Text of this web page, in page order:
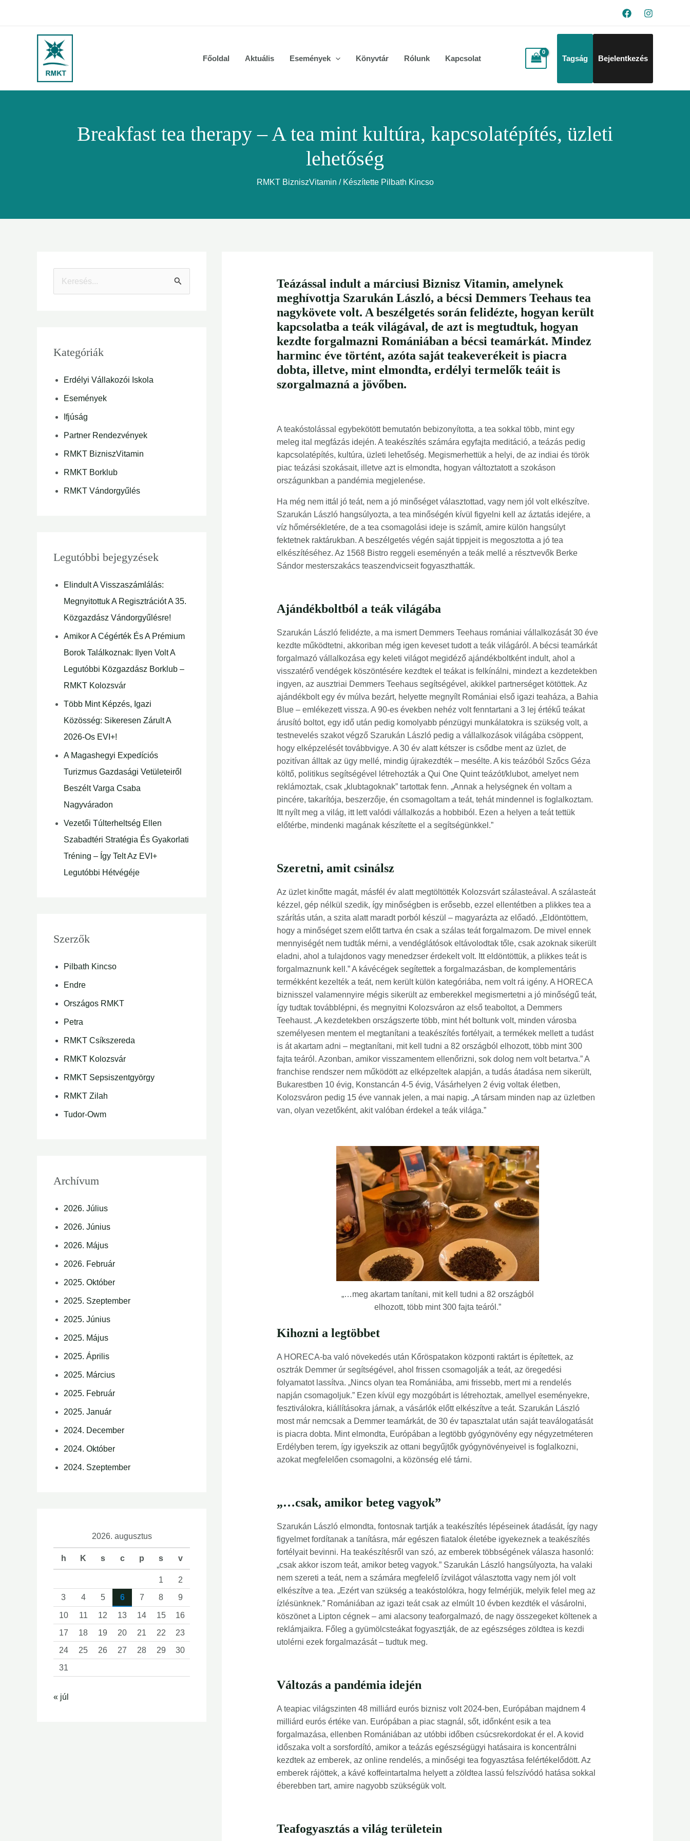
Főoldal Aktuális Események Könyvtár Rólunk Kapcsolat Tagság Bejelentkezés
Breakfast tea therapy – A tea mint kultúra, kapcsolatépítés, üzleti
lehetőség
RMKT BizniszVitamin / Készítette Pilbath Kincso
c
h
f
o
r
:
Kategóriák
Erdélyi Vállakozói Iskola
Események
Ifjúság
Partner Rendezvények
RMKT BizniszVitamin
RMKT Borklub
RMKT Vándorgyűlés
Legutóbbi bejegyzések
Elindult A Visszaszámlálás:
Megnyitottuk A Regisztrációt A 35.
Közgazdász Vándorgyűlésre!
Amikor A Cégérték És A Prémium
Borok Találkoznak: Ilyen Volt A
Legutóbbi Közgazdász Borklub –
RMKT Kolozsvár
Több Mint Képzés, Igazi
Közösség: Sikeresen Zárult A
2026-Os EVI+!
A Magashegyi Expedíciós
Turizmus Gazdasági Vetületeiről
Beszélt Varga Csaba
Nagyváradon
Vezetői Túlterheltség Ellen
Szabadtéri Stratégia És Gyakorlati
Tréning – Így Telt Az EVI+
Legutóbbi Hétvégéje
Szerzők
Pilbath Kincso
Endre
Országos RMKT
Petra
RMKT Csíkszereda
RMKT Kolozsvár
RMKT Sepsiszentgyörgy
RMKT Zilah
Tudor-Owm
Archívum
2026. Július
2026. Június
2026. Május
2026. Február
2025. Október
2025. Szeptember
2025. Június
2025. Május
2025. Április
2025. Március
2025. Február
2025. Január
2024. December
2024. Október
2024. Szeptember
2026. augusztus
h K s c p s v
1
2
3
4 5 6 7 8 9
10 11 12 13 14 15
16
17
18 19 20 21 22
23
24
25 26 27 28 29
30
31
« júl
Teázással indult a márciusi Biznisz Vitamin, amelynek
meghívottja Szarukán László, a bécsi Demmers Teehaus tea
nagykövete volt. A beszélgetés során felidézte, hogyan került
kapcsolatba a teák világával, de azt is megtudtuk, hogyan
kezdte forgalmazni Romániában a bécsi teamárkát. Mindez
harminc éve történt, azóta saját teakeverékeit is piacra
dobta, illetve, mint elmondta, erdélyi termelők teáit is
szorgalmazná a jövőben.
A teakóstolással egybekötött bemutatón bebizonyította, a tea sokkal több, mint egy
meleg ital megfázás idején. A teakészítés számára egyfajta meditáció, a teázás pedig
kapcsolatépítés, kultúra, üzleti lehetőség. Megismerhettük a helyi, de az indiai és török
piac teázási szokásait, illetve azt is elmondta, hogyan változtatott a szokáson
országunkban a pandémia megjelenése.
Ha még nem ittál jó teát, nem a jó minőséget választottad, vagy nem jól volt elkészítve.
Szarukán László hangsúlyozta, a tea minőségén kívül figyelni kell az áztatás idejére, a
víz hőmérsékletére, de a tea csomagolási ideje is számít, amire külön hangsúlyt
fektetnek raktárukban. A beszélgetés végén saját tippjeit is megosztotta a jó tea
elkészítéséhez. Az 1568 Bistro reggeli eseményén a teák mellé a résztvevők Berke
Sándor mesterszakács teaszendvicseit fogyaszthatták.
Ajándékboltból a teák világába
Szarukán László felidézte, a ma ismert Demmers Teehaus romániai vállalkozását 30 éve
kezdte működtetni, akkoriban még igen keveset tudott a teák világáról. A bécsi teamárkát
forgalmazó vállalkozása egy keleti világot megidéző ajándékboltként indult, ahol a
visszatérő vendégek köszöntésére kezdtek el teákat is felkínálni, mindezt a kezdetekben
ingyen, az ausztriai Demmers Teehaus segítségével, akikkel partnerséget kötöttek. Az
ajándékbolt egy év múlva bezárt, helyette megnyílt Romániai első igazi teaháza, a Bahia
Blue – emlékezett vissza. A 90-es években nehéz volt fenntartani a 3 lej értékű teákat
árusító boltot, egy idő után pedig komolyabb pénzügyi munkálatokra is szükség volt, a
testnevelés szakot végző Szarukán László pedig a vállalkozások világába csöppent,
hogy elképzelését továbbvigye. A 30 év alatt kétszer is csődbe ment az üzlet, de
pozitívan álltak az ügy mellé, mindig újrakezdték – mesélte. A kis teázóból Szőcs Géza
költő, politikus segítségével létrehozták a Qui One Quint teázót/klubot, amelyet nem
reklámoztak, csak „klubtagoknak” tartottak fenn. „Annak a helységnek én voltam a
pincére, takarítója, beszerzője, én csomagoltam a teát, tehát mindennel is foglalkoztam.
Itt nyílt meg a világ, itt lett valódi vállalkozás a hobbiból. Ezen a helyen a teát tettük
előtérbe, mindenki magának készítette el a segítségünkkel.”
Szeretni, amit csinálsz
Az üzlet kinőtte magát, másfél év alatt megtöltötték Kolozsvárt szálasteával. A szálasteát
kézzel, gép nélkül szedik, így minőségben is erősebb, ezzel ellentétben a plikkes tea a
szárítás után, a szita alatt maradt porból készül – magyarázta az előadó. „Eldöntöttem,
hogy a minőséget szem előtt tartva én csak a szálas teát forgalmazom. De mivel ennek
mennyiségét nem tudták mérni, a vendéglátósok eltávolodtak tőle, csak azoknak sikerült
eladni, ahol a tulajdonos vagy menedzser érdekelt volt. Itt eldöntöttük, a plikkes teát is
forgalmaznunk kell.” A kávécégek segítettek a forgalmazásban, de komplementáris
termékként kezelték a teát, nem került külön kategóriába, nem volt rá igény. A HORECA
biznisszel valamennyire mégis sikerült az emberekkel megismertetni a jó minőségű teát,
így tudtak továbblépni, és megnyitni Kolozsváron az első teaboltot, a Demmers
Teehaust. „A kezdetekben országszerte több, mint hét boltunk volt, minden városba
személyesen mentem el megtanítani a teakészítés fortélyait, a termékek mellett a tudást
is át akartam adni – megtanítani, mit kell tudni a 82 országból elhozott, több mint 300
fajta teáról. Azonban, amikor visszamentem ellenőrizni, sok dolog nem volt betartva.” A
franchise rendszer nem működött az elképzeltek alapján, a tudás átadása nem sikerült,
Bukarestben 10 évig, Konstancán 4-5 évig, Vásárhelyen 2 évig voltak életben,
Kolozsváron pedig 15 éve vannak jelen, a mai napig. „A társam minden nap az üzletben
van, olyan vezetőként, akit valóban érdekel a teák világa.”
„…meg akartam tanítani, mit kell tudni a 82 országból
elhozott, több mint 300 fajta teáról.”
Kihozni a legtöbbet
A HORECA-ba való növekedés után Kőröspatakon központi raktárt is építettek, az
osztrák Demmer úr segítségével, ahol frissen csomagolják a teát, az öregedési
folyamatot lassítva. „Nincs olyan tea Romániába, ami frissebb, mert mi a rendelés
napján csomagoljuk.” Ezen kívül egy mozgóbárt is létrehoztak, amellyel eseményekre,
fesztiválokra, kiállításokra járnak, a vásárlók előtt elkészítve a teát. Szarukán László
most már nemcsak a Demmer teamárkát, de 30 év tapasztalat után saját teaválogatását
is piacra dobta. Mint elmondta, Európában a legtöbb gyógynövény egy négyzetméteren
Erdélyben terem, így igyekszik az ottani begyűjtők gyógynövényeivel is foglalkozni,
azokat megfelelően csomagolni, a közönség elé tárni.
„…csak, amikor beteg vagyok”
Szarukán László elmondta, fontosnak tartják a teakészítés lépéseinek átadását, így nagy
figyelmet fordítanak a tanításra, már egészen fiatalok életébe igyekeznek a teakészítés
fortélyait bevinni. Ha teakészítésről van szó, az emberek többségének válasza hasonló:
„csak akkor iszom teát, amikor beteg vagyok.” Szarukán László hangsúlyozta, ha valaki
nem szereti a teát, nem a számára megfelelő ízvilágot választotta vagy nem jól volt
elkészítve a tea. „Ezért van szükség a teakóstolókra, hogy felmérjük, melyik felel meg az
ízlésünknek.” Romániában az igazi teát csak az elmúlt 10 évben kezdték el vásárolni,
köszönet a Lipton cégnek – ami alacsony teaforgalmazó, de nagy összegeket költenek a
reklámjaikra. Főleg a gyümölcsteákat fogyasztják, de az egészséges zöldtea is kezdi
utolérni ezek forgalmazását – tudtuk meg.
Változás a pandémia idején
A teapiac világszinten 48 milliárd eurós biznisz volt 2024-ben, Európában majdnem 4
milliárd eurós értéke van. Európában a piac stagnál, sőt, időnként esik a tea
forgalmazása, ellenben Romániában az utóbbi időben csúcsrekordokat ér el. A kovid
időszaka volt a sorsfordító, amikor a teázás egészségügyi hatásaira is koncentrálni
kezdtek az emberek, az online rendelés, a minőségi tea fogyasztása felértékelődött. Az
emberek rájöttek, a kávé koffeintartalma helyett a zöldtea lassú felszívódó hatása sokkal
éberebben tart, amire nagyobb szükségük volt.
Teafogyasztás a világ területein